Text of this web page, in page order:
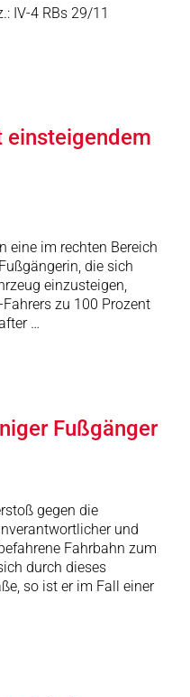
IV-4 RBs 29/11
eine im rechten Bereich
die sich
einzusteigen,
zu 100 Prozent
…
Fußgänger
gegen die
und
Fahrbahn zum
durch dieses
so ist er im Fall einer